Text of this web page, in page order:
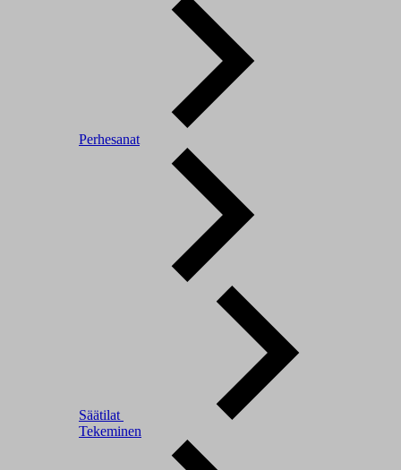
Perhesanat
Säätilat
Tekeminen